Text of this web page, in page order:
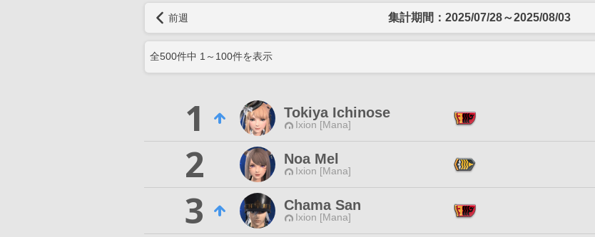
前週 集計期間：2025/07/28～2025/08/03
全500件中 1 ～ 100件を表示
1 Tokiya Ichinose
Ixion [Mana]
2
Noa Mel
Ixion [Mana]
3
Chama San
Ixion [Mana]